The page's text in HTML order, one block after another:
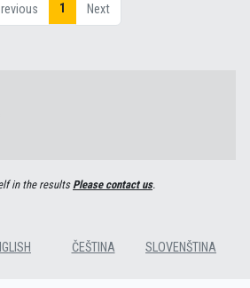
1 Next
in the resultsPlease contact us.
ČEŠTINA SLOVENŠTINA